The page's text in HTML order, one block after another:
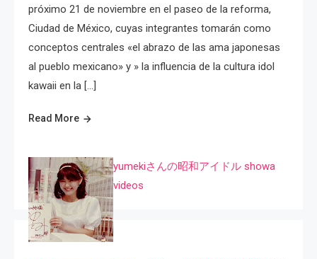
próximo 21 de noviembre en el paseo de la reforma,
Ciudad de México, cuyas integrantes tomarán como
conceptos centrales «el abrazo de las ama japonesas
al pueblo mexicano» y » la influencia de la cultura idol
kawaii en la […]
Read More
yumekiさんの昭和アイドル showa
videos